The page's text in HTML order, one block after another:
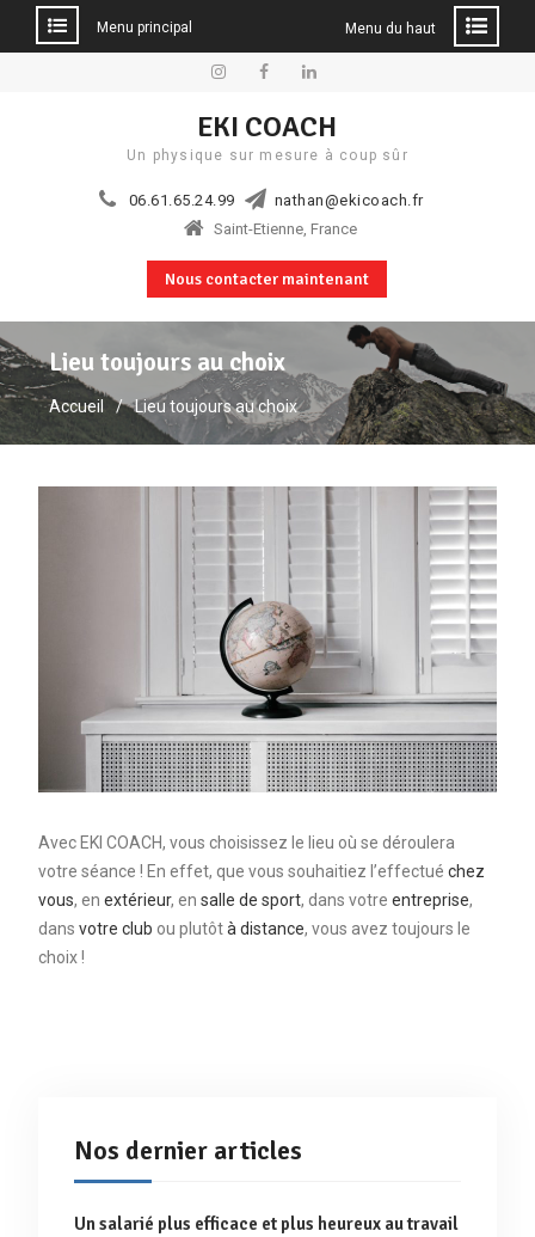
Menu principal Menu du haut
EKI COACH
Un physique sur mesure à coup sûr
06.61.65.24.99
nathan@ekicoach.fr
Saint-Etienne, France
Nous contacter maintenant
Lieu toujours au choix
Accueil Lieu toujours au choix
Avec EKI COACH, vous choisissez le lieu où se déroulera
votre séance ! En effet, que vous souhaitiez l’effectué chez
vous, en extérieur, en salle de sport, dans votre entreprise,
dans votre club ou plutôtà distance, vous avez toujours le
choix !
Nos dernier articles
Un salarié plus efficace et plus heureux au travail